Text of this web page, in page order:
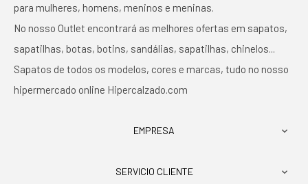
para mulheres, homens, meninos e meninas.
No nosso Outlet encontrará as melhores ofertas em sapatos,
sapatilhas, botas, botins, sandálias, sapatilhas, chinelos...
Sapatos de todos os modelos, cores e marcas, tudo no nosso
hipermercado online Hipercalzado.com
EMPRESA 
SERVICIO CLIENTE 